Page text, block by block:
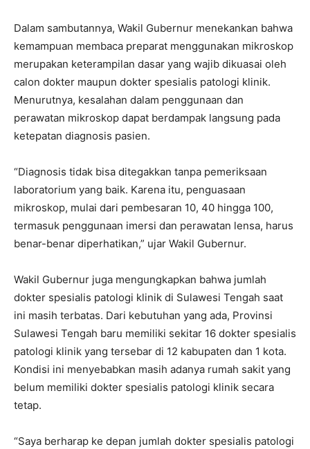
Dalam sambutannya, Wakil Gubernur menekankan bahwa
kemampuan membaca preparat menggunakan mikroskop
merupakan keterampilan dasar yang wajib dikuasai oleh
calon dokter maupun dokter spesialis patologi klinik.
Menurutnya, kesalahan dalam penggunaan dan
perawatan mikroskop dapat berdampak langsung pada
ketepatan diagnosis pasien.
“Diagnosis tidak bisa ditegakkan tanpa pemeriksaan
laboratorium yang baik. Karena itu, penguasaan
mikroskop, mulai dari pembesaran 10, 40 hingga 100,
termasuk penggunaan imersi dan perawatan lensa, harus
benar-benar diperhatikan,” ujar Wakil Gubernur.
Wakil Gubernur juga mengungkapkan bahwa jumlah
dokter spesialis patologi klinik di Sulawesi Tengah saat
ini masih terbatas. Dari kebutuhan yang ada, Provinsi
Sulawesi Tengah baru memiliki sekitar 16 dokter spesialis
patologi klinik yang tersebar di 12 kabupaten dan 1 kota.
Kondisi ini menyebabkan masih adanya rumah sakit yang
belum memiliki dokter spesialis patologi klinik secara
tetap.
“Saya berharap ke depan jumlah dokter spesialis patologi